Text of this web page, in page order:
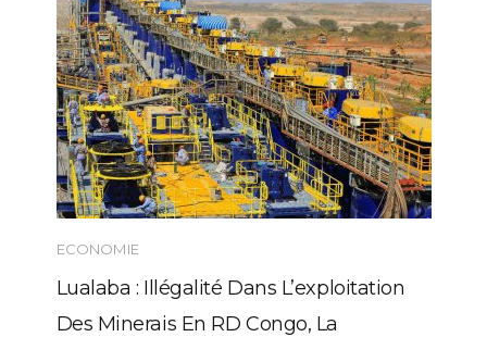
ECONOMIE
Lualaba : Illégalité Dans L’exploitation
Des Minerais En RD Congo, La